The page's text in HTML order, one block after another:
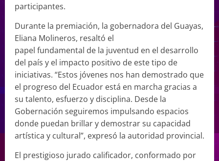
participantes.
Durante la premiación, la gobernadora del Guayas,
Eliana Molineros, resaltó el
papel fundamental de la juventud en el desarrollo
del país y el impacto positivo de este tipo de
iniciativas. “Estos jóvenes nos han demostrado que
el progreso del Ecuador está en marcha gracias a
su talento, esfuerzo y disciplina. Desde la
Gobernación seguiremos impulsando espacios
donde puedan brillar y demostrar su capacidad
artística y cultural”, expresó la autoridad provincial.
El prestigioso jurado calificador, conformado por